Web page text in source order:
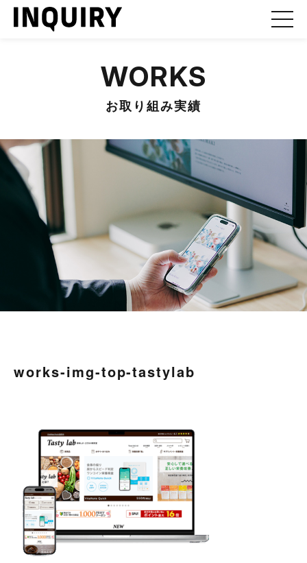
WORKS
お取り組み実績
works-img-top-tastylab